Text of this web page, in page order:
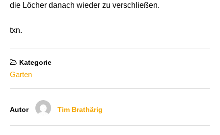
die Löcher danach wieder zu verschließen.
txn.
Kategorie
Garten
Autor Tim Brathärig